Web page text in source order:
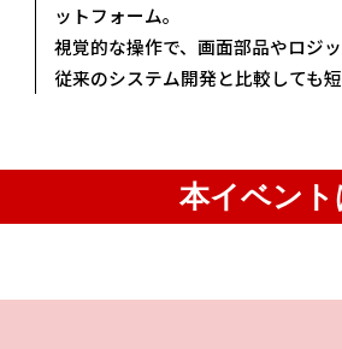
ットフォーム。
視覚的な操作で、画面部品やロジ
従来のシステム開発と比較しても
本イベン